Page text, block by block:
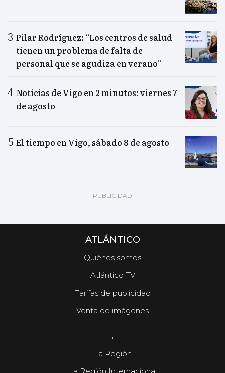
Pilar Rodríguez: “Los centros de salud
tienen un problema de falta de
personal que se agudiza en verano”
Noticias de Vigo en 2 minutos: viernes 7
de agosto
El tiempo en Vigo, sábado 8 de agosto
ATLÁNTICO
Quiénes somos
Atlántico TV
Tarifas de publicidad
Venta de imágenes
.
La Región